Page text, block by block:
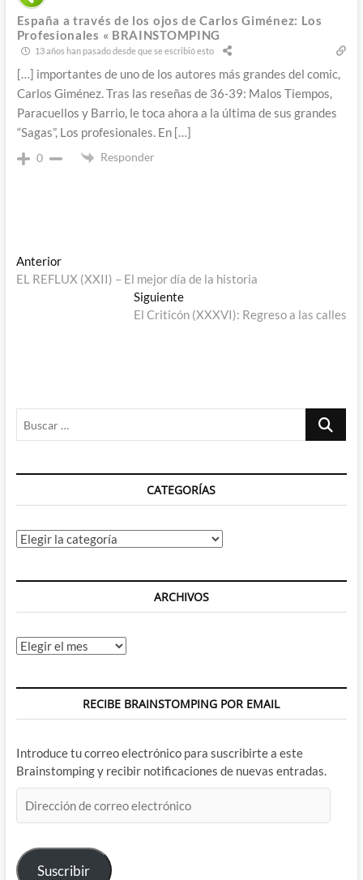
España a través de los ojos de Carlos Giménez: Los
Profesionales « BRAINSTOMPING
13 años han pasado desde que se escribió esto
[…] importantes de uno de los autores más grandes del comic,
Carlos Giménez. Tras las reseñas de 36-39: Malos Tiempos,
Paracuellos y Barrio, le toca ahora a la última de sus grandes
“Sagas”, Los profesionales. En […]
0 Responder
Navegación
de
AnteriorEntrada
anterior:
EL REFLUX (XXII) – El mejor día de la historia
SiguienteEntrada
siguiente:
El Criticón (XXXVI): Regreso a las calles
Buscar
CATEGORÍAS
Categorías
ARCHIVOS
Archivos
RECIBE BRAINSTOMPING POR EMAIL
Introduce tu correo electrónico para suscribirte a este
Brainstomping y recibir notificaciones de nuevas entradas.
de
electrónico
Suscribir